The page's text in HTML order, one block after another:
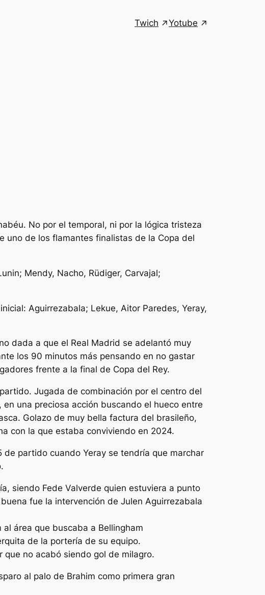
Twich Yotube
No por el temporal, ni por la lógica tristeza
uno de los flamantes finalistas de la Copa del
Mendy, Nacho, Rüdiger, Carvajal;
Aguirrezabala; Lekue, Aitor Paredes, Yeray,
dada a que el Real Madrid se adelantó muy
los 90 minutos más pensando en no gastar
frente a la final de Copa del Rey.
Jugada de combinación por el centro del
una preciosa acción buscando el hueco entre
Golazo de muy bella factura del brasileño,
con la que estaba conviviendo en 2024.
partido cuando Yeray se tendría que marchar
siendo Fede Valverde quien estuviera a punto
fue la intervención de Julen Aguirrezabala
área que buscaba a Bellingham
de la portería de su equipo.
que no acabó siendo gol de milagro.
al palo de Brahim como primera gran